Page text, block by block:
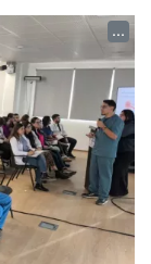
...